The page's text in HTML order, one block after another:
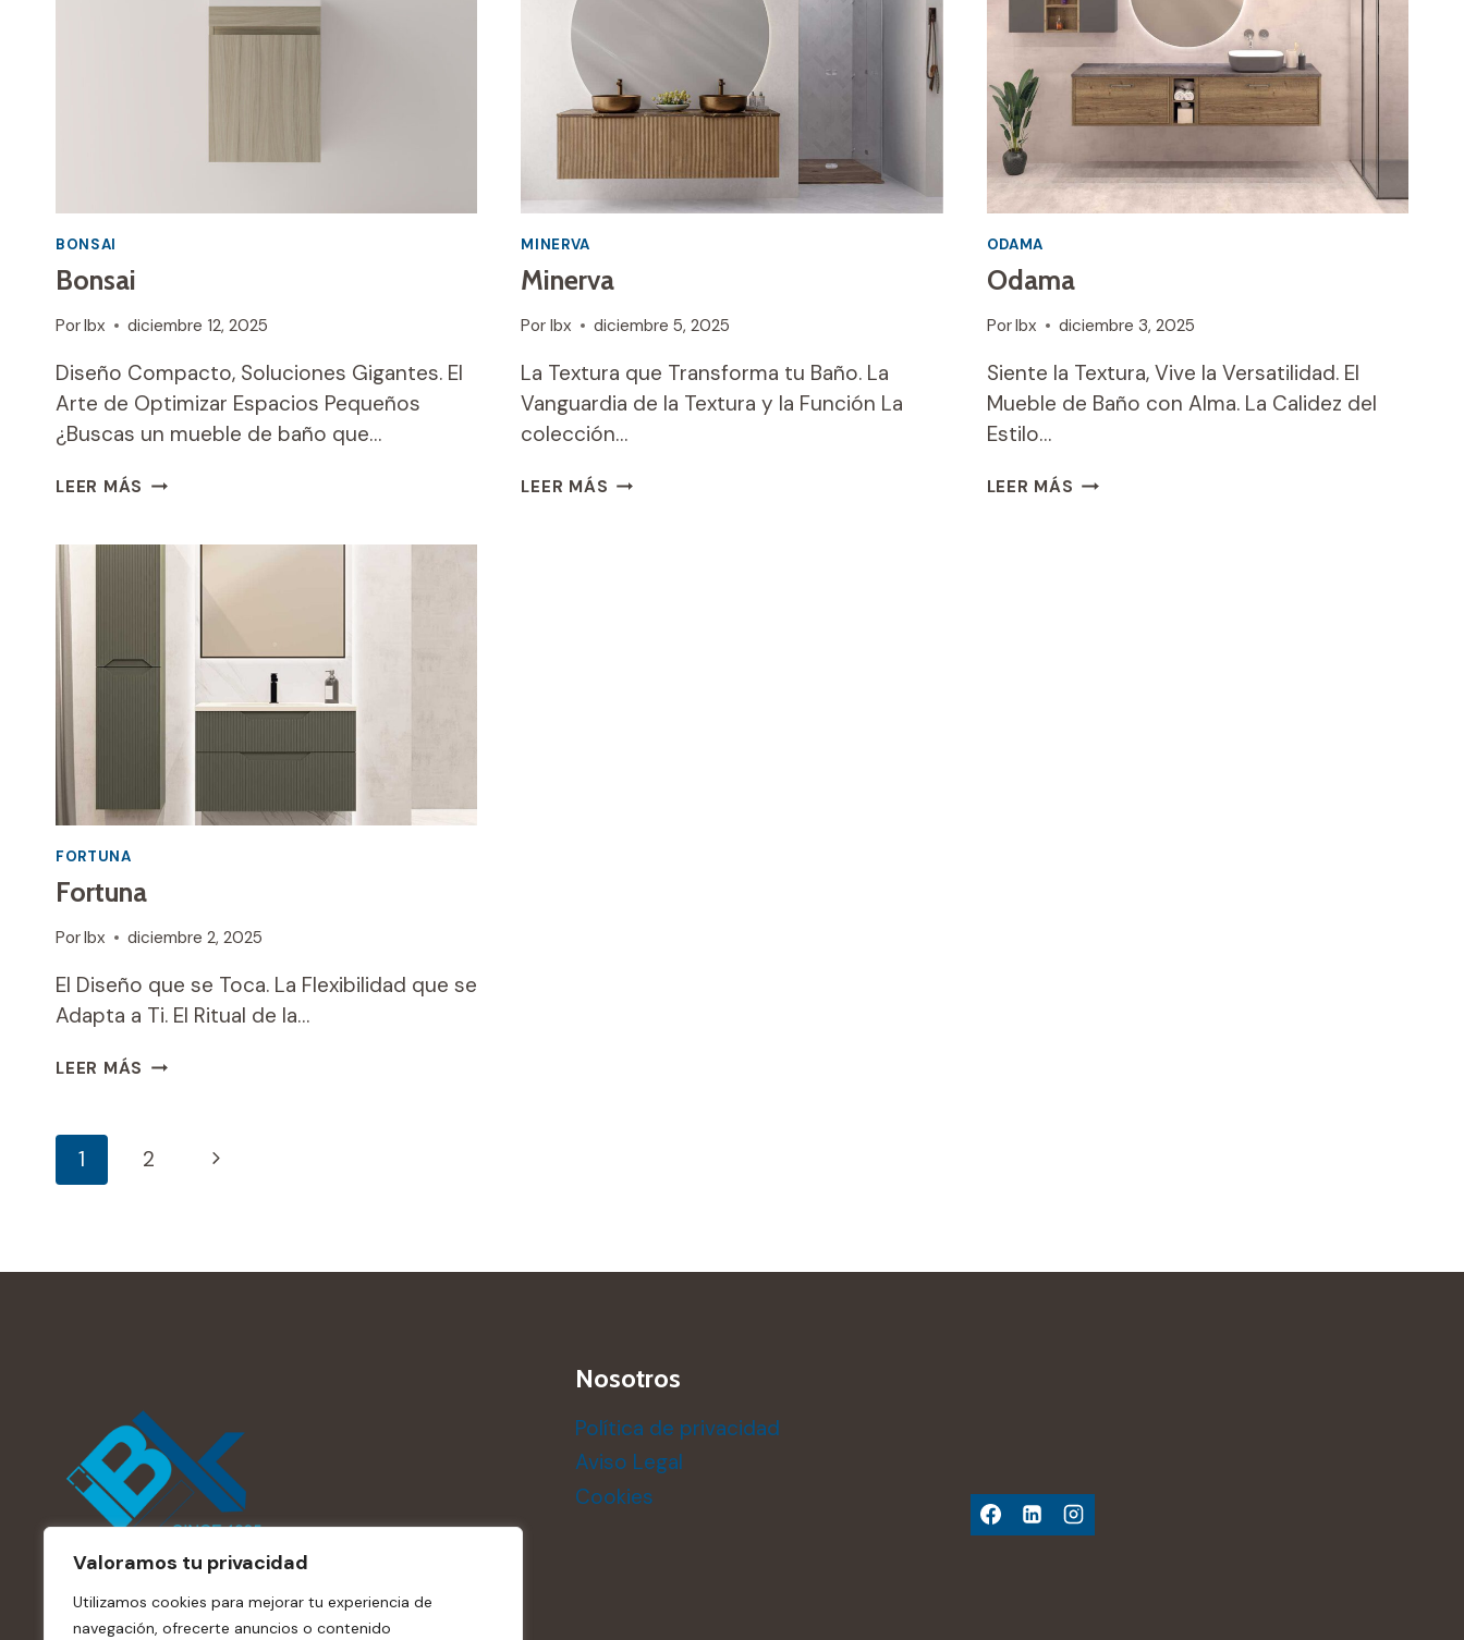
Valoramos tu privacidad
Utilizamos cookies para mejorar tu experiencia de
navegación, ofrecerte anuncios o contenido
BONSAI
Bonsai
PorIbx diciembre 12, 2025
Diseño Compacto, Soluciones Gigantes. El
Arte de Optimizar Espacios Pequeños
¿Buscas un mueble de baño que…
LEER MÁS BONSAI
MINERVA
Minerva
Por Ibx diciembre 5, 2025
La Textura que Transforma tu Baño. La
Vanguardia de la Textura y la Función La
colección…
LEER MÁS MINERVA
ODAMA
Odama
PorIbx diciembre 3, 2025
Siente la Textura, Vive la Versatilidad. El
Mueble de Baño con Alma. La Calidez del
Estilo…
LEER MÁS ODAMA
FORTUNA
Fortuna
PorIbx diciembre 2, 2025
El Diseño que se Toca. La Flexibilidad que se
Adapta a Ti. El Ritual de la…
LEER MÁS FORTUNA
Navegación
Página
1 2
Siguiente
Mubles de baño desde 1995
Nosotros
Política de privacidad
Aviso Legal
Cookies